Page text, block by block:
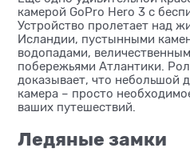
камерой GoРro Hero 3 с
Устройство пролетает над
Исландии, пустынными
водопадами,
побережьями Атлантики.
доказывает, что небольшой
камера – просто
ваших путешествий.
Ледяные замки